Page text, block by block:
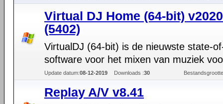
Virtual DJ Home (64-bit) v2020
(5402)
VirtualDJ (64-bit) is de nieuwste state-
software voor het mixen van muziek
Update datum:08-12-2019 Downloads :30
Replay A/V v8.41